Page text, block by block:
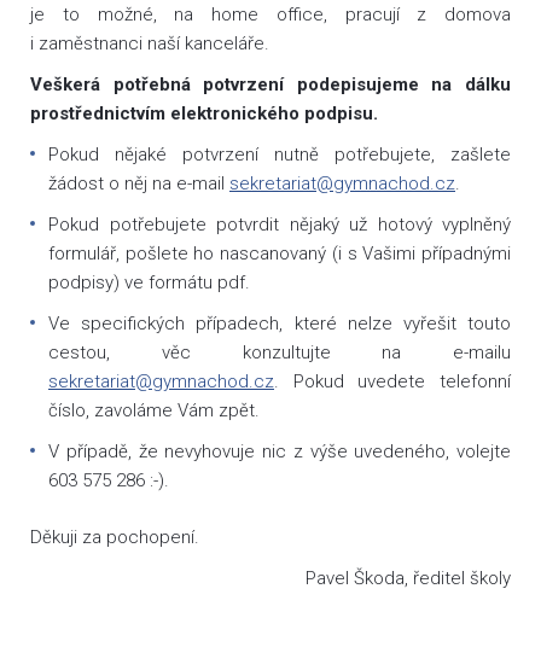
je to možné, na home office, pracují z domova
i zaměstnanci naší kanceláře.
Veškerá potřebná potvrzení podepisujeme na dálku
prostřednictvím elektronického podpisu.
Pokud nějaké potvrzení nutně potřebujete, zašlete
žádost o něj na e-mail sekretariat@gymnachod.cz.
Pokud potřebujete potvrdit nějaký už hotový vyplněný
formulář, pošlete ho nascanovaný (i s Vašimi případnými
podpisy) ve formátu pdf.
Ve specifických případech, které nelze vyřešit touto
cestou, věc konzultujte na e-mailu
sekretariat@gymnachod.cz. Pokud uvedete telefonní
číslo, zavoláme Vám zpět.
V případě, že nevyhovuje nic z výše uvedeného, volejte
603 575 286 :-).
Děkuji za pochopení.
Pavel Škoda, ředitel školy